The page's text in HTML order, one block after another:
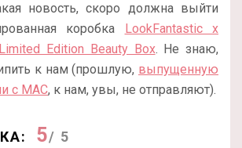
новость, скоро должна выйти
коробка LookFantastic x
Edition Beauty Box. Не знаю,
к нам (прошлую, выпущенную
с MAC, к нам, увы, не отправляют).
5/ 5